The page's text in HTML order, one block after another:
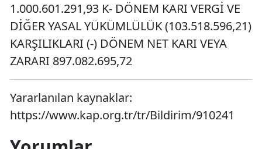
1.000.601.291,93 K- DÖNEM KARI VERGİ VE
DİĞER YASAL YÜKÜMLÜLÜK (103.518.596,21)
KARŞILIKLARI (-) DÖNEM NET KARI VEYA
ZARARI 897.082.695,72
Yararlanılan kaynaklar:
https://www.kap.org.tr/tr/Bildirim/910241